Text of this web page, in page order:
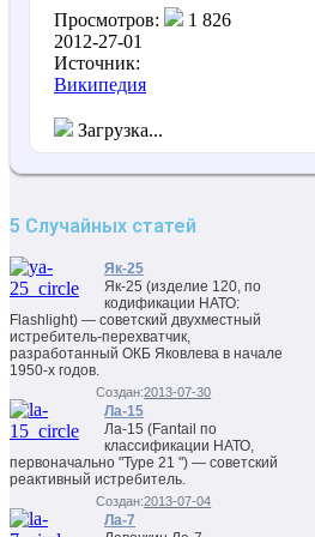
Просмотров:
1 826
2012-27-01
Источник:
Википедия
Загрузка...
5 Случайных статей
Як-25
Як-25 (изделие 120, по
кодификации НАТО:
Flashlight) — советский двухместный
истребитель-перехватчик,
разработанный ОКБ Яковлева в начале
1950-х годов.
Создан:2013-07-30
Ла-15
Ла-15 (Fantail по
классификации НАТО,
первоначально "Type 21 ") — советский
реактивный истребитель.
Создан:2013-07-04
Ла-7